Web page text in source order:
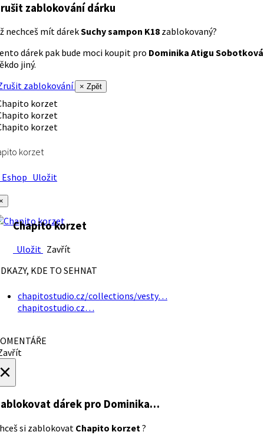
zablokování dárku
nechceš mít dárekSuchy sampon K18 zablokovaný?
dárek pak bude moci koupit pro Dominika Atigu Sobotková
jiný.
zablokování
× Zpět
korzet
Uložit
Chapito korzet
Uložit Zavřít
KDE TO SEHNAT
chapitostudio.cz/collections/vesty…
chapitostudio.cz…
dárek pro Dominika…
si zablokovat Chapito korzet?